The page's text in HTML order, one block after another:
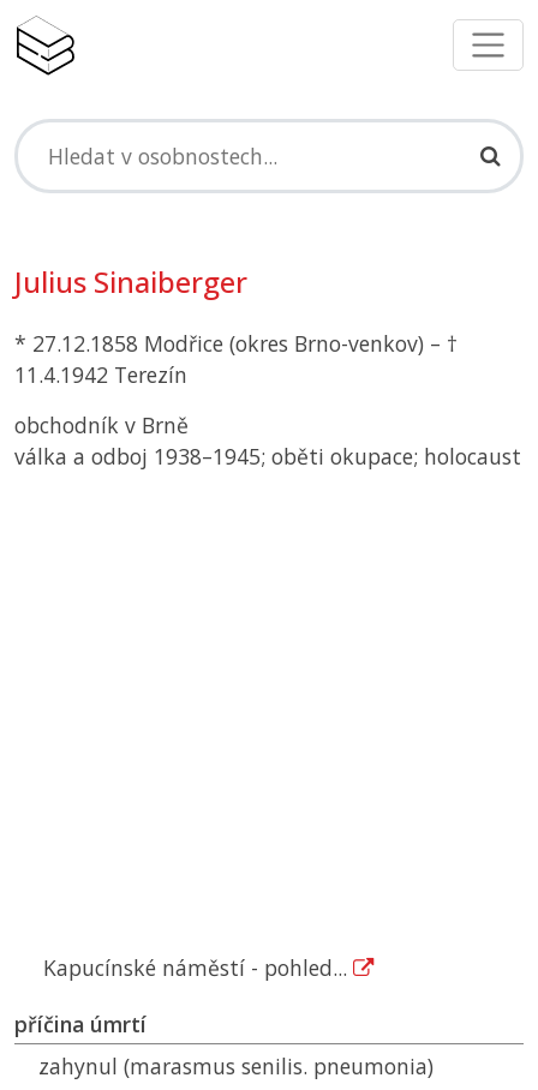
Julius Sinaiberger
* 27.12.1858 Modřice (okres Brno-venkov) – †
11.4.1942 Terezín
obchodník v Brně
válka a odboj 1938–1945; oběti okupace; holocaust
Kapucínské náměstí - pohled...
příčina úmrtí
zahynul (marasmus senilis. pneumonia)